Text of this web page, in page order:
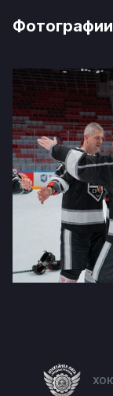
Фотографии